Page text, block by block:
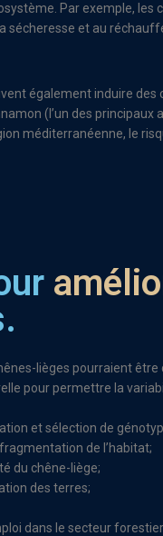
Par exemple,
sécheresse et au
également induire
(l’un des
méditerranéenne, le
lièges pourraient
pour permettre la
et sélection de
de l’habitat;
du chêne-liège;
des terres;
dans le secteur